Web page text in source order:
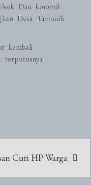
Dan koramil
Desa Tamunih
kembali
terputusnya
Curi HP Warga